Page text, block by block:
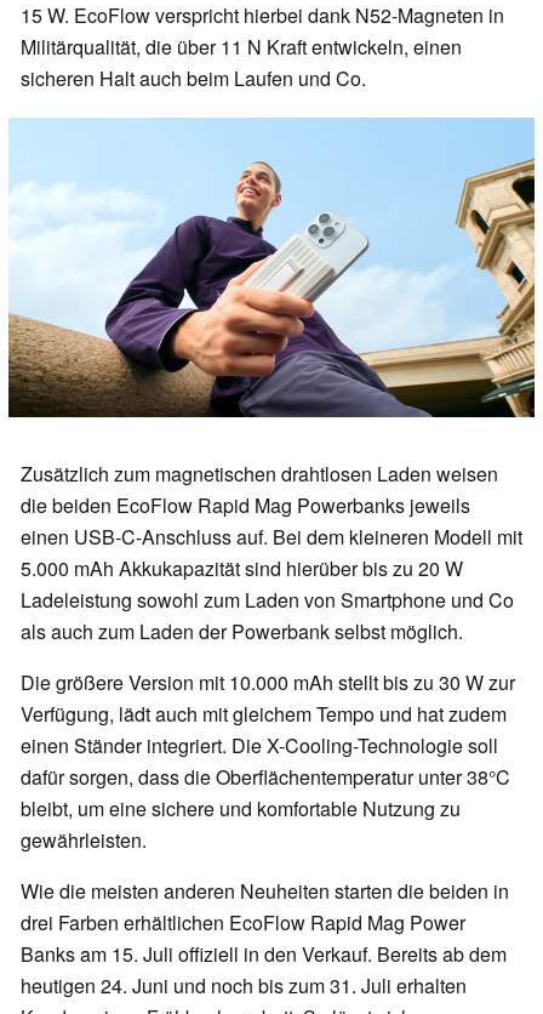
15 W. EcoFlow verspricht hierbei dank N52-Magneten in
Militärqualität, die über 11 N Kraft entwickeln, einen
sicheren Halt auch beim Laufen und Co.
Zusätzlich zum magnetischen drahtlosen Laden weisen
die beiden EcoFlow Rapid Mag Powerbanks jeweils
einen USB-C-Anschluss auf. Bei dem kleineren Modell mit
5.000 mAh Akkukapazität sind hierüber bis zu 20 W
Ladeleistung sowohl zum Laden von Smartphone und Co
als auch zum Laden der Powerbank selbst möglich.
Die größere Version mit 10.000 mAh stellt bis zu 30 W zur
Verfügung, lädt auch mit gleichem Tempo und hat zudem
einen Ständer integriert. Die X-Cooling-Technologie soll
dafür sorgen, dass die Oberflächentemperatur unter 38°C
bleibt, um eine sichere und komfortable Nutzung zu
gewährleisten.
Wie die meisten anderen Neuheiten starten die beiden in
drei Farben erhältlichen EcoFlow Rapid Mag Power
Banks am 15. Juli offiziell in den Verkauf. Bereits ab dem
heutigen 24. Juni und noch bis zum 31. Juli erhalten